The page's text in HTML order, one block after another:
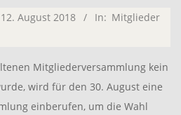
12. August 2018 In: Mitglieder
Mitgliederversammlung kein
wird für den 30. August eine
einberufen, um die Wahl